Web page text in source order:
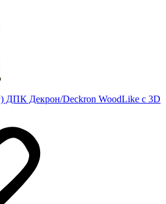
ДПК Декрон/Deckron WoodLike с 3D